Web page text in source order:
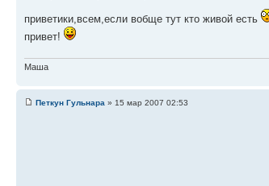
приветики,всем,если вобще тут кто живой есть
привет!
Маша
Петкун Гульнара » 15 мар 2007 02:53